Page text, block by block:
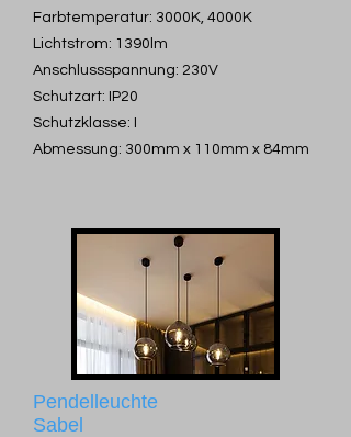
Farbtemperatur: 3000K, 4000K
Lichtstrom: 1390lm
Anschlussspannung: 230V
Schutzart: IP20
Schutzklasse: I
Abmessung: 300mm x 110mm x 84mm
Pendelleuchte
Sabel